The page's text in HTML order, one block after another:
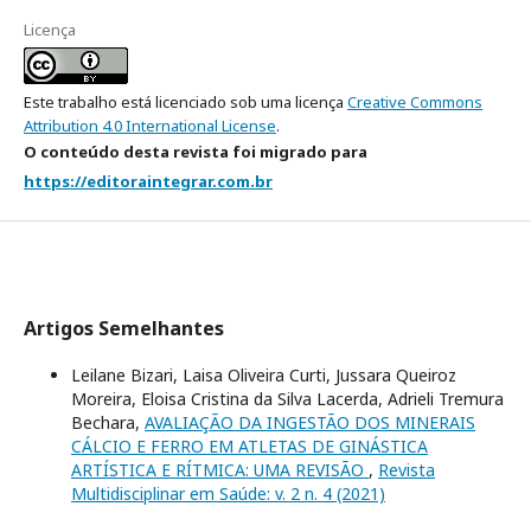
Licença
Este trabalho está licenciado sob uma licença Creative Commons
Attribution 4.0 International License.
O conteúdo desta revista foi migrado para
https://editoraintegrar.com.br
Artigos Semelhantes
Leilane Bizari, Laisa Oliveira Curti, Jussara Queiroz
Moreira, Eloisa Cristina da Silva Lacerda, Adrieli Tremura
Bechara, AVALIAÇÃO DA INGESTÃO DOS MINERAIS
CÁLCIO E FERRO EM ATLETAS DE GINÁSTICA
ARTÍSTICA E RÍTMICA: UMA REVISÃO , Revista
Multidisciplinar em Saúde: v. 2 n. 4 (2021)